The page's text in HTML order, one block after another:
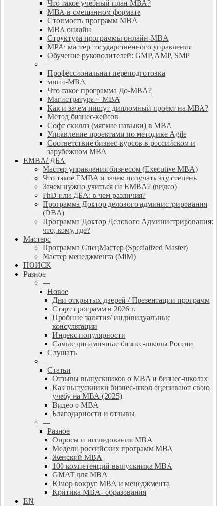
Что такое учебный план МВА?
МВА в смешанном формате
Стоимость программ MBA
MBA онлайн
Cтруктура программы онлайн-MBA
MPA: мастер государственного управления
Обучение руководителей: GMP, AMP, SMP
—
Профессиональная переподготовка
мини-MBA
Что такое программа До-MBA?
Магистратура + MBA
Как и зачем пишут дипломный проект на МВА?
Метод бизнес-кейсов
Софт скиллз (мягкие навыки) в MBA
Управление проектами по методике Agile
Соответствие бизнес-курсов в российском и
зарубежном МВА
EMBA/ ДБA
Мастер управления бизнесом (Executive MBA)
Что такое EMBA и зачем получать эту степень
Зачем нужно учиться на EMBA? (видео)
PhD или ДБА: в чем различия?
Программа Доктор делового администрирования
(DBА)
Программа Доктор Делового Администрирования:
что, кому, где?
Мастерс
Программа СпецМастер (Specialized Master)
Мастер менеджмента (MiM)
ПОИСК
Разное
—
Новое
Дни открытых дверей / Презентации программ
Старт программ в 2026 г.
Пробные занятия/ индивидуальные
консультации
Индекс популярности
Самые динамичные бизнес-школы России
Слушать
—
Статьи
Отзывы выпускников о MBA и бизнес-школах
Как выпускники бизнес-школ оценивают свою
учебу на МВА (2025)
Видео о MBA
Благодарности и отзывы
—
Разное
Опросы и исследования MBA
Модели российских программ МВА
Женский MBA
100 компетенций выпускника MBA
GMAT для MBA
Юмор вокруг МВА и менеджмента
Критика MBA- образования
EN